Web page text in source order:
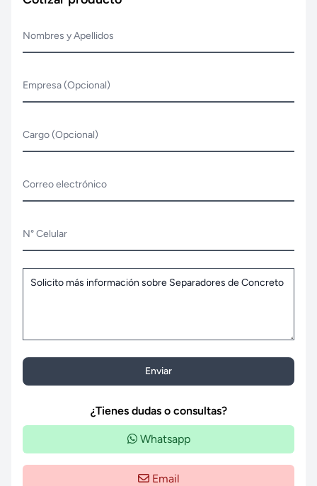
Nombres y Apellidos
Empresa (Opcional)
Cargo (Opcional)
Correo electrónico
N° Celular
Enviar
¿Tienes dudas o consultas?
Whatsapp
Email